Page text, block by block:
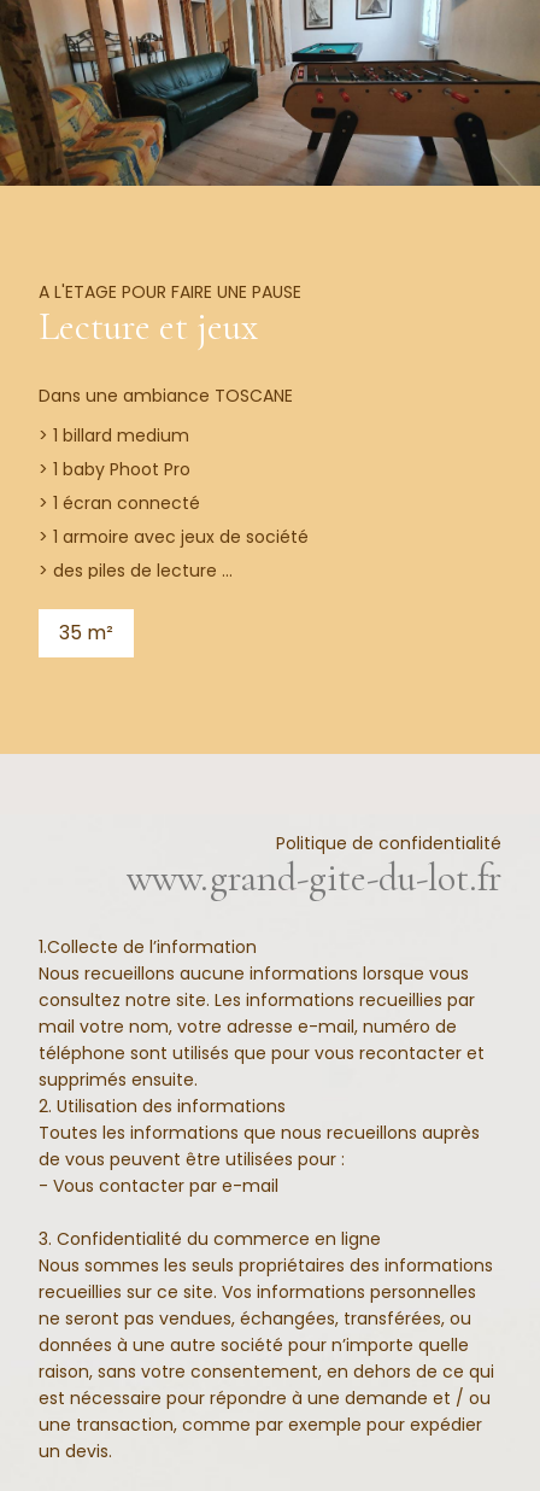
A L'ETAGE POUR FAIRE UNE PAUSE
Lecture et jeux
Dans une ambiance TOSCANE
> 1 billard medium
> 1 baby Phoot Pro
> 1 écran connecté
> 1 armoire avec jeux de société
> des piles de lecture ...
35 m²
Politique de confidentialité
www.grand-gite-du-lot.fr
1.Collecte de l’information
Nous recueillons aucune informations lorsque vous
consultez notre site. Les informations recueillies par
mail votre nom, votre adresse e-mail, numéro de
téléphone sont utilisés que pour vous recontacter et
supprimés ensuite.
2. Utilisation des informations
Toutes les informations que nous recueillons auprès
de vous peuvent être utilisées pour :
- Vous contacter par e-mail
3. Confidentialité du commerce en ligne
Nous sommes les seuls propriétaires des informations
recueillies sur ce site. Vos informations personnelles
ne seront pas vendues, échangées, transférées, ou
données à une autre société pour n’importe quelle
raison, sans votre consentement, en dehors de ce qui
est nécessaire pour répondre à une demande et / ou
une transaction, comme par exemple pour expédier
un devis.